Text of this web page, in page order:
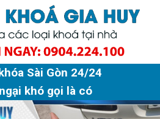
Sài Gòn 24/24
khó gọi là có